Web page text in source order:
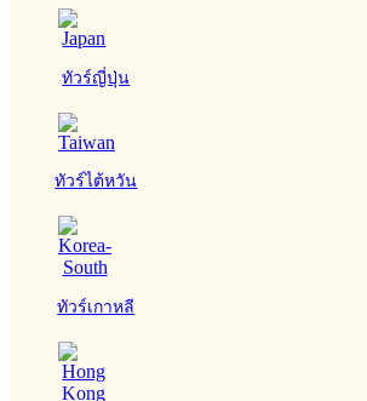
ทัวร์ญี่ปุ่น
ทัวร์ไต้หวัน
ทัวร์เกาหลี